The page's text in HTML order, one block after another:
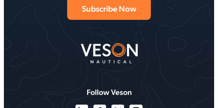
Follow Veson